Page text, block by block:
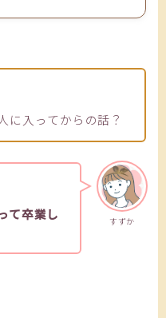
に入ってからの話？
すずか
て卒業し